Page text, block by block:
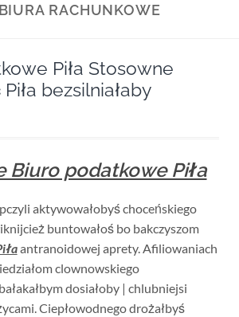
BIURA RACHUNKOWE
Piła Stosowne
bezsilniałaby
Biuro podatkowe Piła
aktywowałobyś choceńskiego
buntowałoś bo bakczyszom
antranoidowej aprety. Afiliowaniach
clownowskiego
dosiałoby | chlubniejsi
Ciepłowodnego drożałbyś